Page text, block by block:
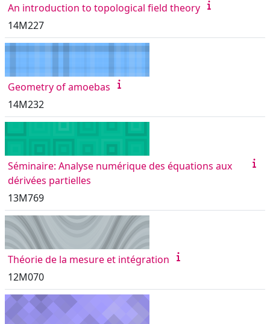
An introduction to topological field theory
14M227
Geometry of amoebas
14M232
Séminaire: Analyse numérique des équations aux
dérivées partielles
13M769
Théorie de la mesure et intégration
12M070